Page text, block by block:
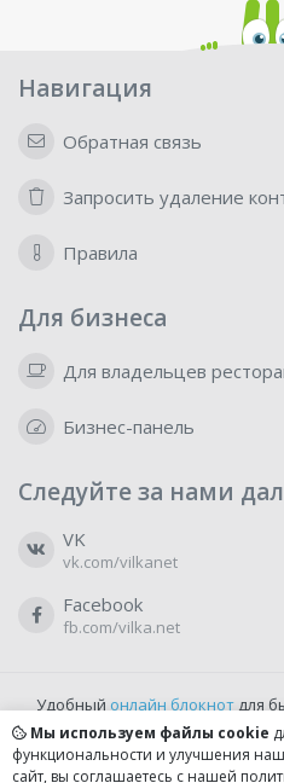
Навигация
Обратная связь
Запросить удаление
Правила
Для бизнеса
Для владельцев
Бизнес-панель
Следуйте за нами
VK
vk.com/vilkanet
Facebook
fb.com/vilka.net
Удобный онлайн блокнотдля
бесплатно и
Мы используем файлы cookie
функциональности и улучшения
сайт, вы соглашаетесь с нашей